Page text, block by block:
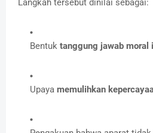
Langkah tersebut dinilai sebagai:
Bentuk tanggung jawab moral
Upaya memulihkan